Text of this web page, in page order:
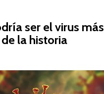
ser el virus más
la historia